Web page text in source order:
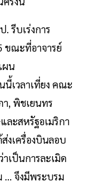
รีบเร่งการ
ขณะที่อาจารย์
ผน
นี้เวลาเที่ยง คณะ
, พิชเยนทร
ละสหรัฐอเมริกา
งเครื่องบินลอบ
เป็นการละเมิด
… จึงมีพระบรม